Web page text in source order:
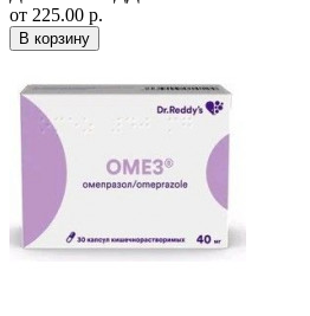
от 225.00 р.
В корзину